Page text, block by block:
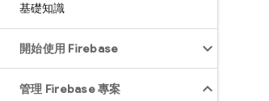
基礎知識
開始使用 Firebase
管理 Firebase 專案